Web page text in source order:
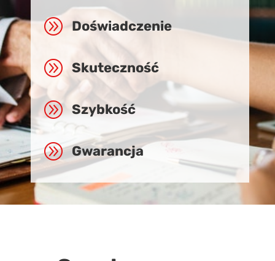
A Doświadczenie
A Skuteczność
A Szybkość
A Gwarancja